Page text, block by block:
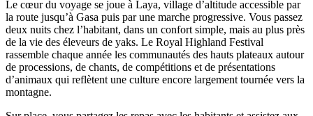
Le cœur du voyage se joue à Laya, village d’altitude accessible par
la route jusqu’à Gasa puis par une marche progressive. Vous passez
deux nuits chez l’habitant, dans un confort simple, mais au plus près
de la vie des éleveurs de yaks. Le Royal Highland Festival
rassemble chaque année les communautés des hauts plateaux autour
de processions, de chants, de compétitions et de présentations
d’animaux qui reflètent une culture encore largement tournée vers la
montagne.